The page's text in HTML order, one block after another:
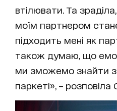
втілювати. Та
моїм партнером стане
підходить мені як
також думаю, що
ми зможемо знайти з
паркеті», – розповіла